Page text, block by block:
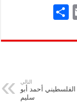
E
ai
ar
التالي
أحمد أبو
سليم